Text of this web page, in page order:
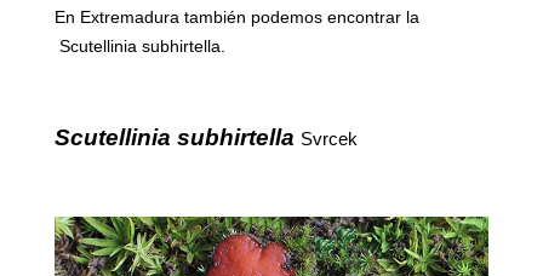
En Extremadura también podemos encontrar la
Scutellinia subhirtella.
Scutellinia subhirtella Svrcek